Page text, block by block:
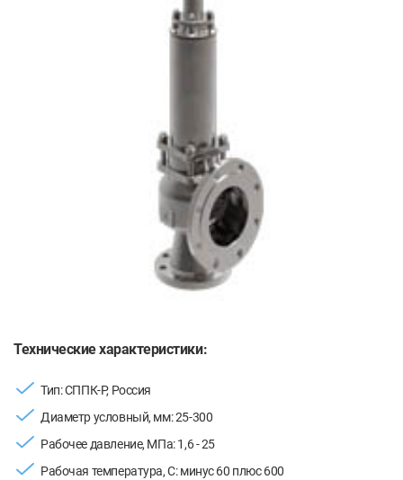
Технические характеристики:
Тип: СППК-Р, Россия
Диаметр условный, мм: 25-300
Рабочее давление, МПа: 1,6 - 25
Рабочая температура, С: минус 60 плюс 600